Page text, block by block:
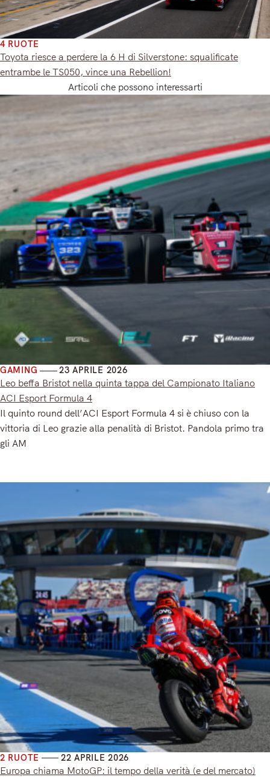
4 RUOTE
Toyota riesce a perdere la 6 H di Silverstone: squalificate
entrambe le TS050, vince una Rebellion!
Articoli che possono interessarti
GAMING 23 APRILE 2026
Leo beffa Bristot nella quinta tappa del Campionato Italiano
ACI Esport Formula 4
Il quinto round dell’ACI Esport Formula 4 si è chiuso con la
vittoria di Leo grazie alla penalità di Bristot. Pandola primo tra
gli AM
2 RUOTE 22 APRILE 2026
Europa chiama MotoGP: il tempo della verità (e del mercato)